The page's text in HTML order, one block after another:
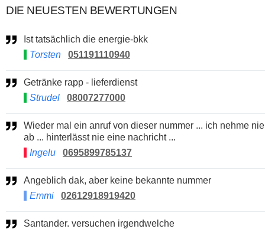
DIE NEUESTEN BEWERTUNGEN
Ist tatsächlich die energie-bkk
Torsten
051191110940
Getränke rapp - lieferdienst
Strudel
08007277000
Wieder mal ein anruf von dieser nummer ... ich nehme nie
ab ... hinterlässt nie eine nachricht ...
Ingelu
0695899785137
Angeblich dak, aber keine bekannte nummer
Emmi
02612918919420
Santander. versuchen irgendwelche